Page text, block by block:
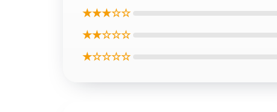
★★★☆☆
★★☆☆☆
★☆☆☆☆